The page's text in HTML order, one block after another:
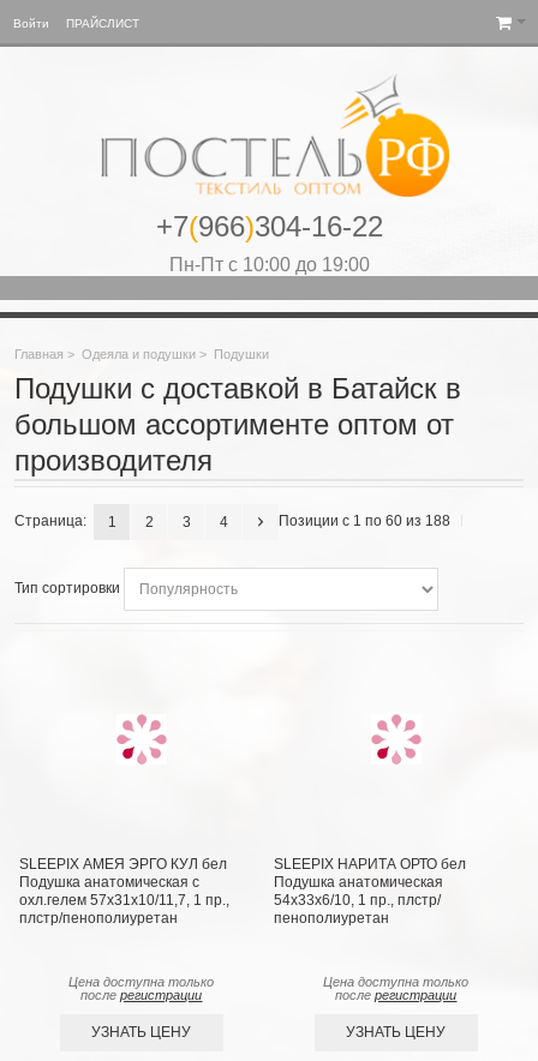
Войти ПРАЙСЛИСТ
+7(966)304-16-22
Пн-Пт с 10:00 до 19:00
Главная > Одеяла и подушки > Подушки
Подушки с доставкой в Батайск в
большом ассортименте оптом от
производителя
Позиции с 1 по 60 из 188
Страница: 1 2 3 4
Тип сортировки
SLEEPIX АМЕЯ ЭРГО КУЛ бел
Подушка анатомическая с
охл.гелем 57х31х10/11,7, 1 пр.,
плстр/пенополиуретан
Цена доступна только
послерегистрации
УЗНАТЬ ЦЕНУ
SLEEPIX НАРИТА ОРТО бел
Подушка анатомическая
54x33x6/10, 1 пр., плстр/
пенополиуретан
Цена доступна только
послерегистрации
УЗНАТЬ ЦЕНУ